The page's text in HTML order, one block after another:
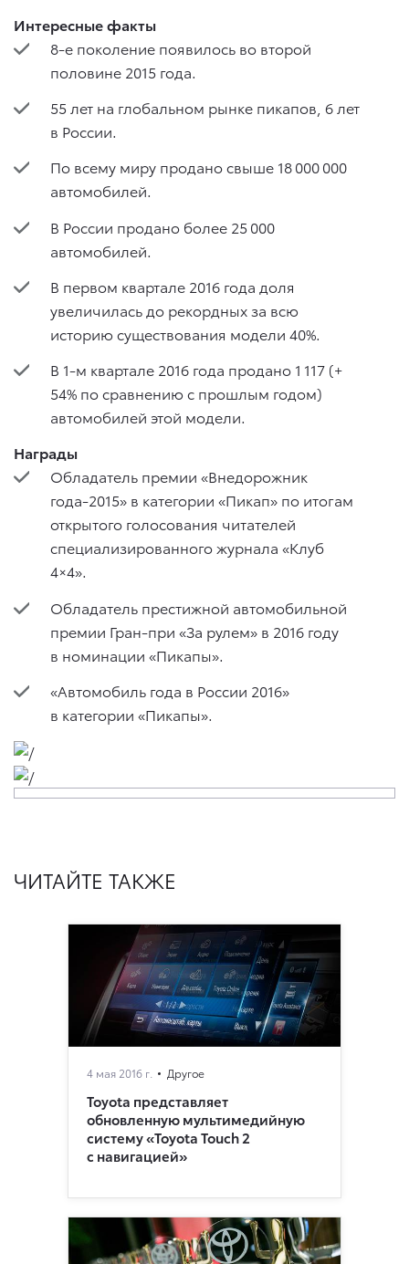
Интересные факты
8-е поколение появилось во второй
половине 2015 года.
55 лет на глобальном рынке пикапов, 6 лет
в России.
По всему миру продано свыше 18 000 000
автомобилей.
В России продано более 25 000
автомобилей.
В первом квартале 2016 года доля
увеличилась до рекордных за всю
историю существования модели 40%.
В 1-м квартале 2016 года продано 1 117 (+
54% по сравнению с прошлым годом)
автомобилей этой модели.
Награды
Обладатель премии «Внедорожник
года-2015» в категории «Пикап» по итогам
открытого голосования читателей
специализированного журнала «Клуб
4×4».
Обладатель престижной автомобильной
премии Гран-при «За рулем» в 2016 году
в номинации «Пикапы».
«Автомобиль года в России 2016»
в категории «Пикапы».
ЧИТАЙТЕ ТАКЖЕ
4 мая 2016 г. Другое
Toyota представляет
обновленную мультимедийную
систему «Toyota Touch 2
с навигацией»